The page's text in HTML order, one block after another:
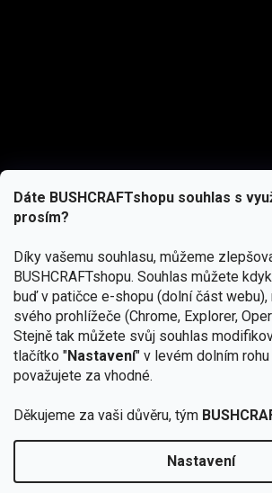
Dáte BUSHCRAFTshopu souhlas s
prosím?
Díky vašemu souhlasu, můžeme
BUSHCRAFTshopu. Souhlas můžete
buď v patičce e-shopu (dolní část webu),
svého prohlížeče (Chrome, Explorer,
Stejně tak můžete svůj souhlas
tlačítko "Nastavení" v levém dolním
považujete za vhodné.
Děkujeme za vaši důvěru, tým
Nastavení
podmínkami ochrany osobních údajů
Copyright 2026BUSHCRAFTshop.cz